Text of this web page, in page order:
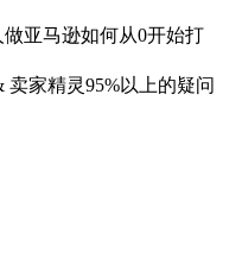
亚马逊如何从0开始打
家精灵95%以上的疑问